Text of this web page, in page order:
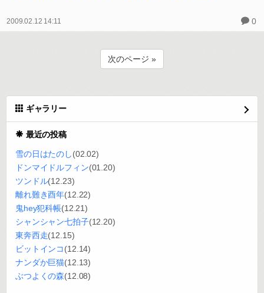
2009.02.12 14:11 0
次のページ »
ギャラリー
最近の投稿
雪の日はたのし(02.02)
ドンマイドルフィン(01.20)
ツンドル(12.23)
離れ難き酉年(12.22)
鬼hey犯科帳(12.21)
シャンシャン七拍子(12.20)
東奔西走(12.15)
ビットインコ(12.14)
ナンダか巨猫(12.13)
ぶつよくの森(12.08)